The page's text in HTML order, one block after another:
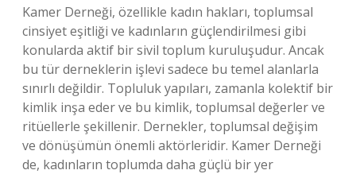
Kamer Derneği, özellikle kadın hakları, toplumsal
cinsiyet eşitliği ve kadınların güçlendirilmesi gibi
konularda aktif bir sivil toplum kuruluşudur. Ancak
bu tür derneklerin işlevi sadece bu temel alanlarla
sınırlı değildir. Topluluk yapıları, zamanla kolektif bir
kimlik inşa eder ve bu kimlik, toplumsal değerler ve
ritüellerle şekillenir. Dernekler, toplumsal değişim
ve dönüşümün önemli aktörleridir. Kamer Derneği
de, kadınların toplumda daha güçlü bir yer